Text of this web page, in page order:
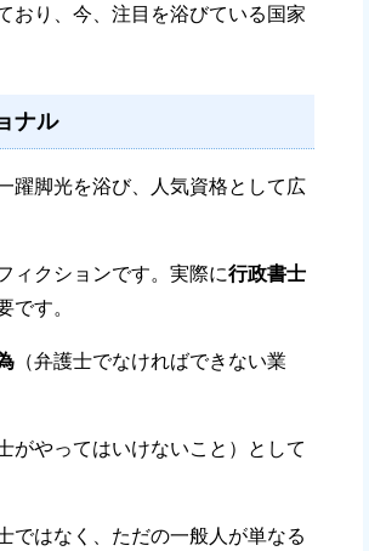
り、今、注目を浴びている国家
ナル
躍脚光を浴び、人気資格として広
クションです。実際に行政書士
です。
（弁護士でなければできない業
がやってはいけないこと）として
はなく、ただの一般人が単なる